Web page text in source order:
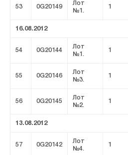
53 0G20149
Лот
№1.
1
16.08.2012
54 0G20144
Лот
№1.
1
55 0G20146
Лот
№3.
1
56 0G20145
Лот
№2.
1
13.08.2012
57 0G20142
Лот
№4.
1